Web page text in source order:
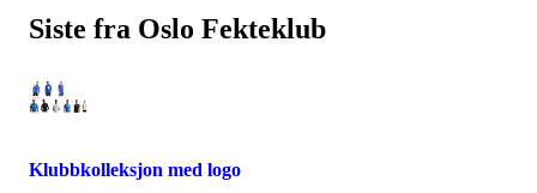
Siste fra Oslo Fekteklub
Klubbkolleksjon med logo